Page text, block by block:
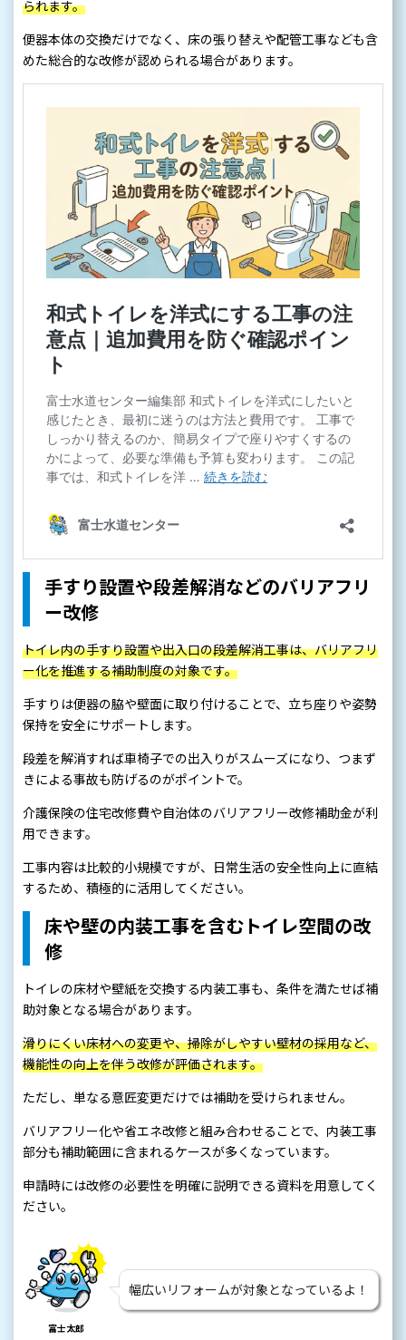
られます。
便器本体の交換だけでなく、床の張り替えや配管工事なども含
めた総合的な改修が認められる場合があります。
手すり設置や段差解消などのバリアフリ
ー改修
トイレ内の手すり設置や出入口の段差解消工事は、バリアフリ
ー化を推進する補助制度の対象です。
手すりは便器の脇や壁面に取り付けることで、立ち座りや姿勢
保持を安全にサポートします。
段差を解消すれば車椅子での出入りがスムーズになり、つまず
きによる事故も防げるのがポイントで。
介護保険の住宅改修費や自治体のバリアフリー改修補助金が利
用できます。
工事内容は比較的小規模ですが、日常生活の安全性向上に直結
するため、積極的に活用してください。
床や壁の内装工事を含むトイレ空間の改
修
トイレの床材や壁紙を交換する内装工事も、条件を満たせば補
助対象となる場合があります。
滑りにくい床材への変更や、掃除がしやすい壁材の採用など、
機能性の向上を伴う改修が評価されます。
ただし、単なる意匠変更だけでは補助を受けられません。
バリアフリー化や省エネ改修と組み合わせることで、内装工事
部分も補助範囲に含まれるケースが多くなっています。
申請時には改修の必要性を明確に説明できる資料を用意してく
ださい。
富士太郎
幅広いリフォームが対象となっているよ！